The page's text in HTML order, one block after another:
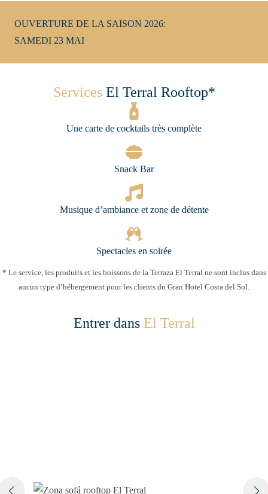
OUVERTURE DE LA SAISON 2026:
SAMEDI 23 MAI
ServicesEl Terral Rooftop*
Une carte de cocktails très complète
Snack Bar
Musique d’ambiance et zone de détente
Spectacles en soirée
* Le service, les produits et les boissons de la Terraza El Terral ne sont inclus dans
aucun type d’hébergement pour les clients du Gran Hotel Costa del Sol.
Entrer dans El Terral